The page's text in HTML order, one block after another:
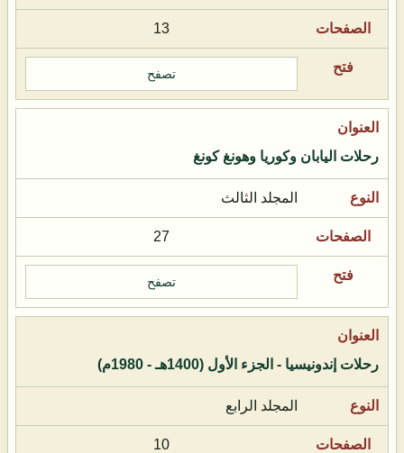
13
تصفح
رحلات اليابان وكوريا وهونغ كونغ
المجلد الثالث
27
تصفح
رحلات إندونيسيا - الجزء الأول (1400هـ - 1980م)
المجلد الرابع
10